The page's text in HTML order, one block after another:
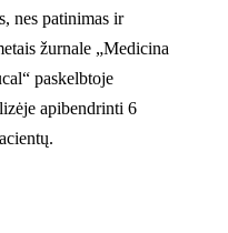
nes patinimas ir
žurnale „Medicina
paskelbtoje
apibendrinti 6